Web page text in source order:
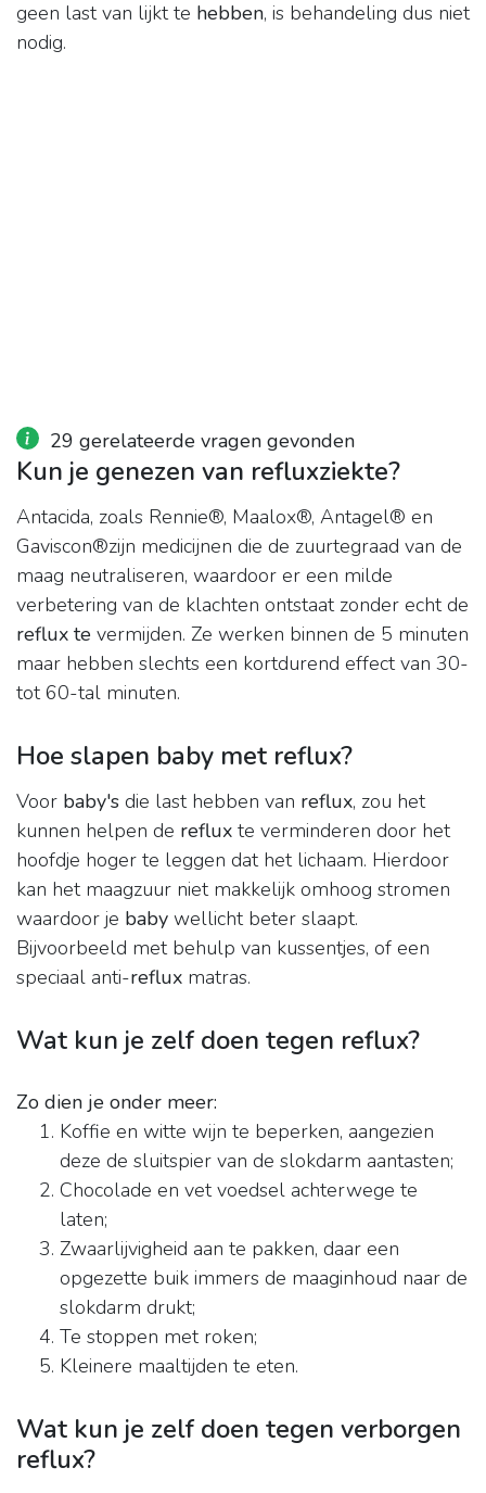
geen last van lijkt te hebben, is behandeling dus niet
nodig.
29 gerelateerde vragen gevonden
Kun je genezen van refluxziekte?
Antacida, zoals Rennie®, Maalox®, Antagel® en
Gaviscon®zijn medicijnen die de zuurtegraad van de
maag neutraliseren, waardoor er een milde
verbetering van de klachten ontstaat zonder echt de
reflux te vermijden. Ze werken binnen de 5 minuten
maar hebben slechts een kortdurend effect van 30-
tot 60-tal minuten.
Hoe slapen baby met reflux?
Voor baby's die last hebben van reflux, zou het
kunnen helpen de reflux te verminderen door het
hoofdje hoger te leggen dat het lichaam. Hierdoor
kan het maagzuur niet makkelijk omhoog stromen
waardoor je baby wellicht beter slaapt.
Bijvoorbeeld met behulp van kussentjes, of een
speciaal anti-reflux matras.
Wat kun je zelf doen tegen reflux?
Zo dien je onder meer:
Koffie en witte wijn te beperken, aangezien
deze de sluitspier van de slokdarm aantasten;
Chocolade en vet voedsel achterwege te
laten;
Zwaarlijvigheid aan te pakken, daar een
opgezette buik immers de maaginhoud naar de
slokdarm drukt;
Te stoppen met roken;
Kleinere maaltijden te eten.
Wat kun je zelf doen tegen verborgen
reflux?